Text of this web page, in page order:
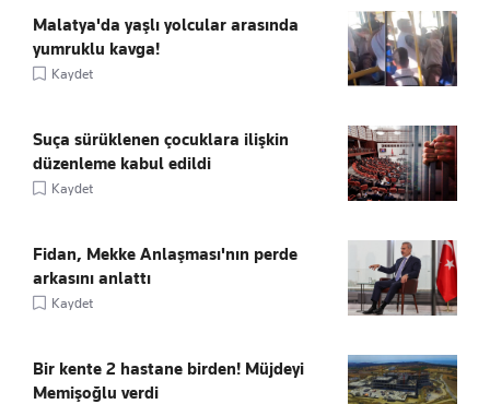
Malatya'da yaşlı yolcular arasında
yumruklu kavga!
Kaydet
Suça sürüklenen çocuklara ilişkin
düzenleme kabul edildi
Kaydet
Fidan, Mekke Anlaşması'nın perde
arkasını anlattı
Kaydet
Bir kente 2 hastane birden! Müjdeyi
Memişoğlu verdi